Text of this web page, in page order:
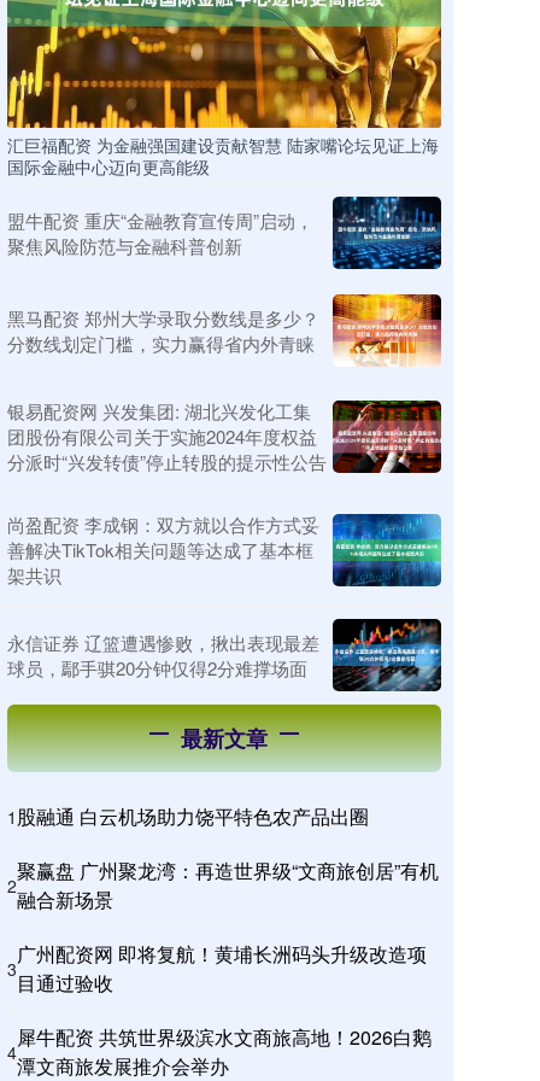
汇巨福配资 为金融强国建设贡献智慧 陆家嘴论坛见证上海
国际金融中心迈向更高能级
盟牛配资 重庆“金融教育宣传周”启动，
聚焦风险防范与金融科普创新
黑马配资 郑州大学录取分数线是多少？
分数线划定门槛，实力赢得省内外青睐
银易配资网 兴发集团: 湖北兴发化工集
团股份有限公司关于实施2024年度权益
分派时“兴发转债”停止转股的提示性公告
尚盈配资 李成钢：双方就以合作方式妥
善解决TikTok相关问题等达成了基本框
架共识
永信证券 辽篮遭遇惨败，揪出表现最差
球员，鄢手骐20分钟仅得2分难撑场面
最新文章
1 股融通 白云机场助力饶平特色农产品出圈
2
聚赢盘 广州聚龙湾：再造世界级“文商旅创居”有机
融合新场景
3
广州配资网 即将复航！黄埔长洲码头升级改造项
目通过验收
4
犀牛配资 共筑世界级滨水文商旅高地！2026白鹅
潭文商旅发展推介会举办